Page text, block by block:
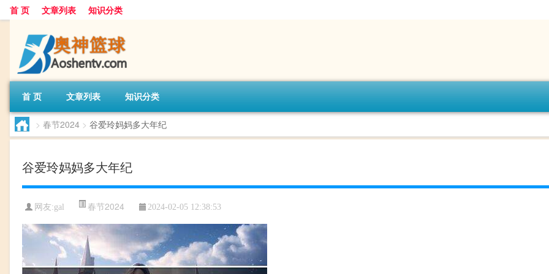
首 页 文章列表 知识分类
首 页 文章列表 知识分类
> 春节2024 > 谷爱玲妈妈多大年纪
谷爱玲妈妈多大年纪
网友:gal 春节2024 2024-02-05 12:38:53